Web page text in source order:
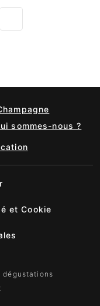
sommes-nous ?
et Cookie
dégustations